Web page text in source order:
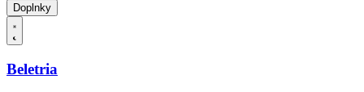
Doplnky
Beletria